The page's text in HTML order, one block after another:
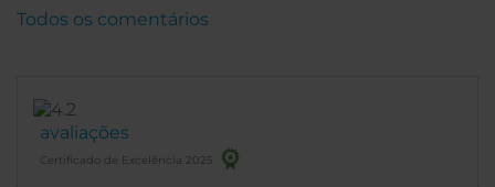
avaliações
Certificado de Excelência 2025
Todos os comentários